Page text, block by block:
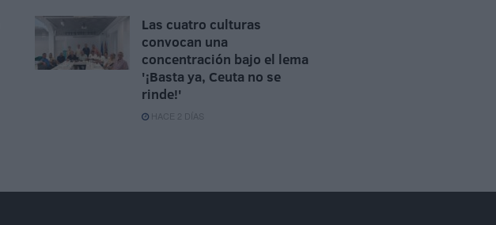
Las cuatro culturas
convocan una
concentración bajo el lema
'¡Basta ya, Ceuta no se
rinde!'
HACE 2 DÍAS